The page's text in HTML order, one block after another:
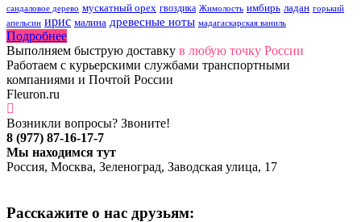
сандаловое дерево мускатный орех гвоздика Жимолость имбирь ладан горький
апельсин ирис малина древесные ноты мадагаскарская ваниль
Подробнее
Выполняем быструю доставку в любую точку России
Работаем с курьерскими службами транспортными
компаниями и Почтой России
Fleuron.ru
Возникли вопросы? Звоните!
8 (977) 87-16-17-7
Мы находимся тут
Россия, Москва, Зеленоград, Заводская улица, 17
Расскажите о нас друзьям: